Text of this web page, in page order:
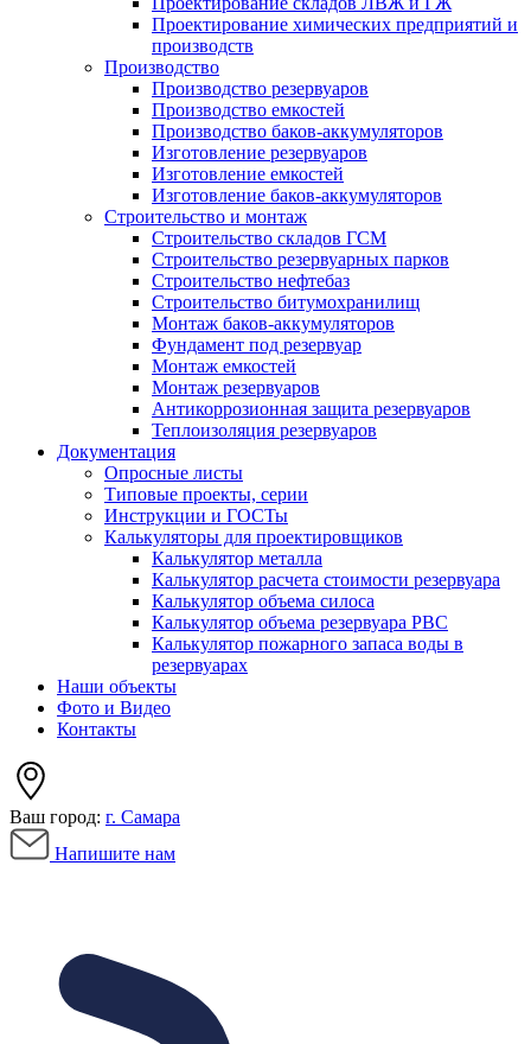
Проектирование химических предприятий и
производств
Производство
Производство резервуаров
Производство емкостей
Производство баков-аккумуляторов
Изготовление резервуаров
Изготовление емкостей
Изготовление баков-аккумуляторов
Строительство и монтаж
Строительство складов ГСМ
Строительство резервуарных парков
Строительство нефтебаз
Строительство битумохранилищ
Монтаж баков-аккумуляторов
Фундамент под резервуар
Монтаж емкостей
Монтаж резервуаров
Антикоррозионная защита резервуаров
Теплоизоляция резервуаров
Документация
Опросные листы
Типовые проекты, серии
Инструкции и ГОСТы
Калькуляторы для проектировщиков
Калькулятор металла
Калькулятор расчета стоимости резервуара
Калькулятор объема силоса
Калькулятор объема резервуара РВС
Калькулятор пожарного запаса воды в
резервуарах
Наши объекты
Фото и Видео
Контакты
Ваш город: г. Самара
Напишите нам